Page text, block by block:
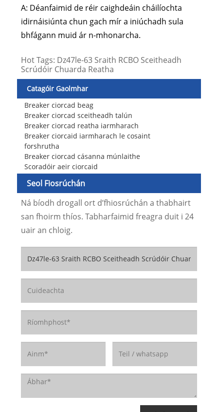
A: Déanfaimid de réir caighdeáin cháilíochta
idirnáisiúnta chun gach mír a iniúchadh sula
bhfágann muid ár n-mhonarcha.
Hot Tags: Dz47le-63 Sraith RCBO Sceitheadh ​​​​
Scrúdóir Chuarda Reatha
Catagóir Gaolmhar
Breaker ciorcad beag
Breaker ciorcad sceitheadh ​​talún
Breaker ciorcad reatha iarmharach
Breaker ciorcaid iarmharach le cosaint
forshrutha
Breaker ciorcad cásanna múnlaithe
Scoradóir aeir ciorcaid
Seol Fiosrúchán
Ná bíodh drogall ort d’fhiosrúchán a thabhairt
san fhoirm thíos. Tabharfaimid freagra duit i 24
uair an chloig.